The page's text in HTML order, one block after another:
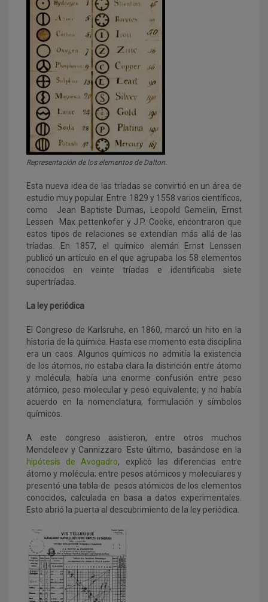
Representación de los elementos de Dalton.
Esta nueva idea de las tríadas se convirtió en un área de
estudio muy popular. Entre 1829 y 1558 varios científicos,
como Jean Baptiste Dumas, Leopold Gemelin, Ernst
Lessen Max pettenkofer y J.P. Cooke, encontraron que
estos tipos de relaciones se extendían más allá de las
tríadas. En 1857, el químico alemán Ernst Lenssen
publicó un artículo en el que agrupaba los 58 elementos
conocidos en veinte tríadas e identificaba siete
supertríadas.
La ley periódica
El Congreso de Karlsruhe, en 1860, marcó un hito en la
historia de la química. Hasta ese momento esta disciplina
era un caos. Algunos químicos no admitía la existencia
de los átomos, no estaba clara la distinción entre átomo
y molécula, había una enorme confusión entre peso
atómico, peso molecular y peso equivalente; y no había
acuerdo en la nomenclatura, formulación y símbolos
químicos.
A este congreso asistieron, entre otros muchos
Mendeleev y Cannizzaro. Este último, basándose en la
hipótesis de Avogadro, explicó las diferencias entre
átomo y molécula; entre pesos atómicos y moleculares y
presentó una tabla de pesos atómicos de los elementos
conocidos, calculada en basa a datos experimentales.
Esto abrió la puerta al descubrimiento de la ley periódica.